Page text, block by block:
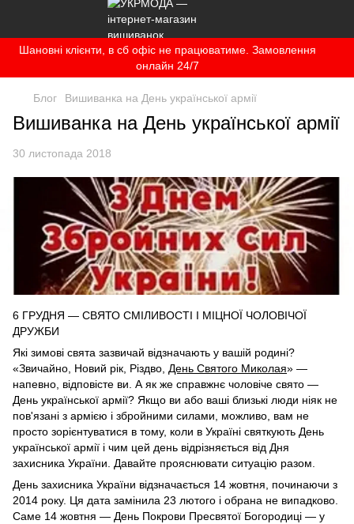
Шановні клієнти, в сб офіс не працюватиме. Замовлення
онлайн 24/7
Блог Вишиванка на День української армії
Вишиванка на День української армії
30 листопада 2018
6 ГРУДНЯ — СВЯТО СМІЛИВОСТІ І МІЦНОЇ ЧОЛОВІЧОЇ
ДРУЖБИ
Які зимові свята зазвичай відзначають у вашій родині?
«Звичайно, Новий рік, Різдво, День Святого Миколая» —
напевно, відповісте ви. А як же справжнє чоловіче свято —
День української армії? Якщо ви або ваші близькі люди ніяк не
пов'язані з армією і збройними силами, можливо, вам не
просто зорієнтуватися в тому, коли в Україні святкують День
української армії і чим цей день відрізняється від Дня
захисника України. Давайте прояснювати ситуацію разом.
День захисника України відзначається 14 жовтня, починаючи з
2014 року. Ця дата замінила 23 лютого і обрана не випадково.
Саме 14 жовтня — День Покрови Пресвятої Богородиці — у